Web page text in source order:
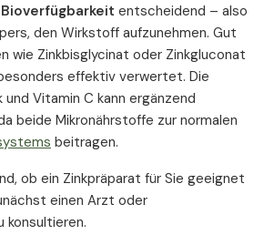
Bioverfügbarkeit entscheidend – also
den Wirkstoff aufzunehmen. Gut
wie Zinkbisglycinat oder Zinkgluconat
effektiv verwertet. Die
und Vitamin C kann ergänzend
beide Mikronährstoffe zur normalen
beitragen.
ob ein Zinkpräparat für Sie geeignet
einen Arzt oder
konsultieren.